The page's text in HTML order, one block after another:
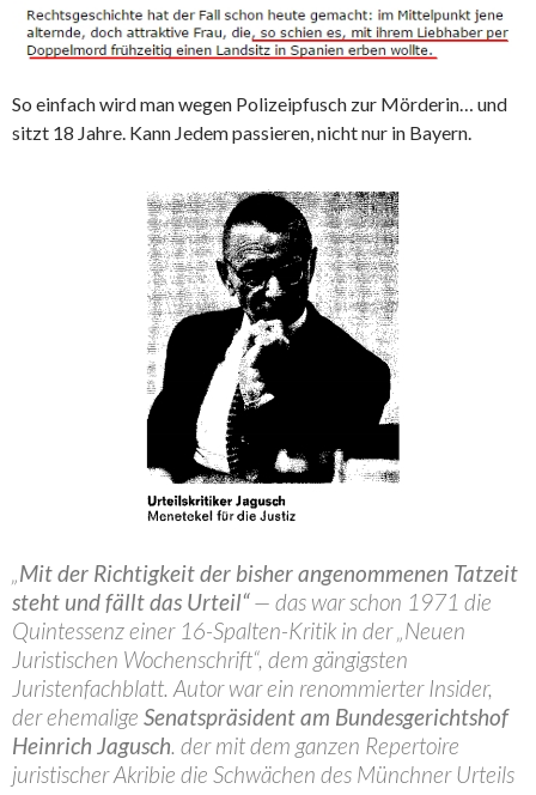
So einfach wird man wegen Polizeipfusch zur Mörderin… und
sitzt 18 Jahre. Kann Jedem passieren, nicht nur in Bayern.
„Mit der Richtigkeit der bisher angenommenen Tatzeit
steht und fällt das Urteil“— das war schon 1971 die
Quintessenz einer 16-Spalten-Kritik in der „Neuen
Juristischen Wochenschrift“, dem gängigsten
Juristenfachblatt. Autor war ein renommierter Insider,
der ehemalige Senatspräsident am Bundesgerichtshof
Heinrich Jagusch. der mit dem ganzen Repertoire
juristischer Akribie die Schwächen des Münchner Urteils